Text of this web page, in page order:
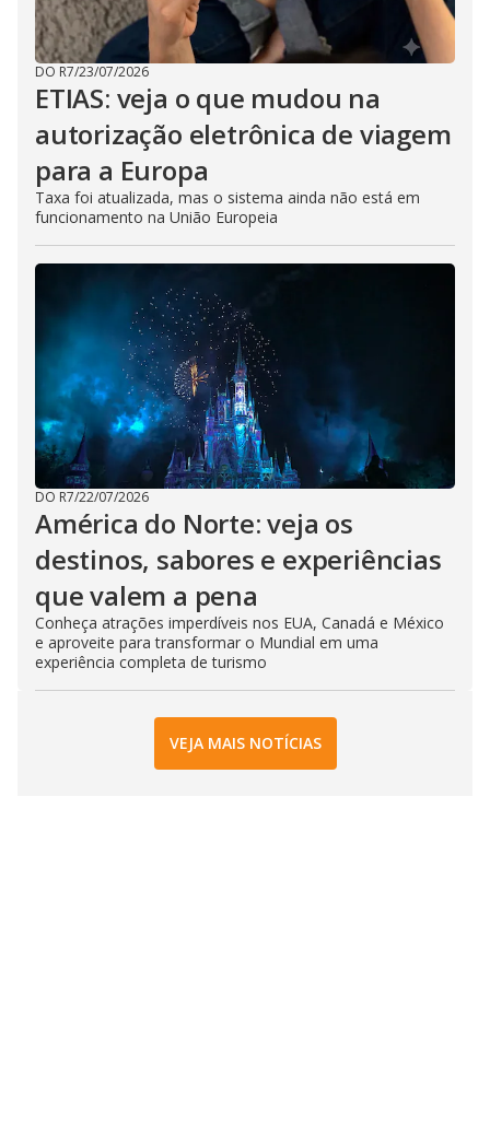
DO R7/23/07/2026
ETIAS: veja o que mudou na
autorização eletrônica de viagem
para a Europa
Taxa foi atualizada, mas o sistema ainda não está em
funcionamento na União Europeia
DO R7/22/07/2026
América do Norte: veja os
destinos, sabores e experiências
que valem a pena
Conheça atrações imperdíveis nos EUA, Canadá e México
e aproveite para transformar o Mundial em uma
experiência completa de turismo
VEJA MAIS NOTÍCIAS